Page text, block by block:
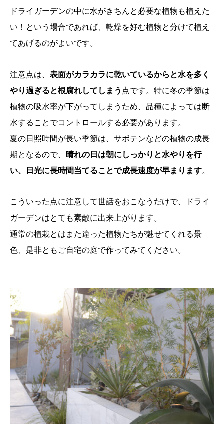
ドライガーデンの中に水がきちんと必要な植物も植えた
い！という場合であれば、乾燥を好む植物と分けて植え
てあげるのがよいです。
注意点は、 表面がカラカラに乾いているからと水を多く
やり過ぎると根腐れしてしまう 点です。特に冬の季節は
植物の吸水率が下がってしまうため、品種によっては断
水することでコントロールする必要があります。
夏の日照時間が長い季節は、サボテンなどの植物の成長
期となるので、
晴れの日は朝にしっかりと水やりを行
い、日光に長時間当てることで成長速度が早まります。
こういった点に注意して世話をおこなうだけで、ドライ
ガーデンはとても素敵に出来上がります。
通常の植栽とはまた違った植物たちが魅せてくれる景
色、是非ともご自宅の庭で作ってみてください。